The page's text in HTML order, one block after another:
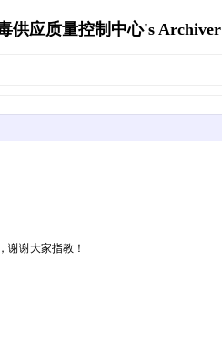
供应质量控制中心's Archiver
谢谢大家指教！